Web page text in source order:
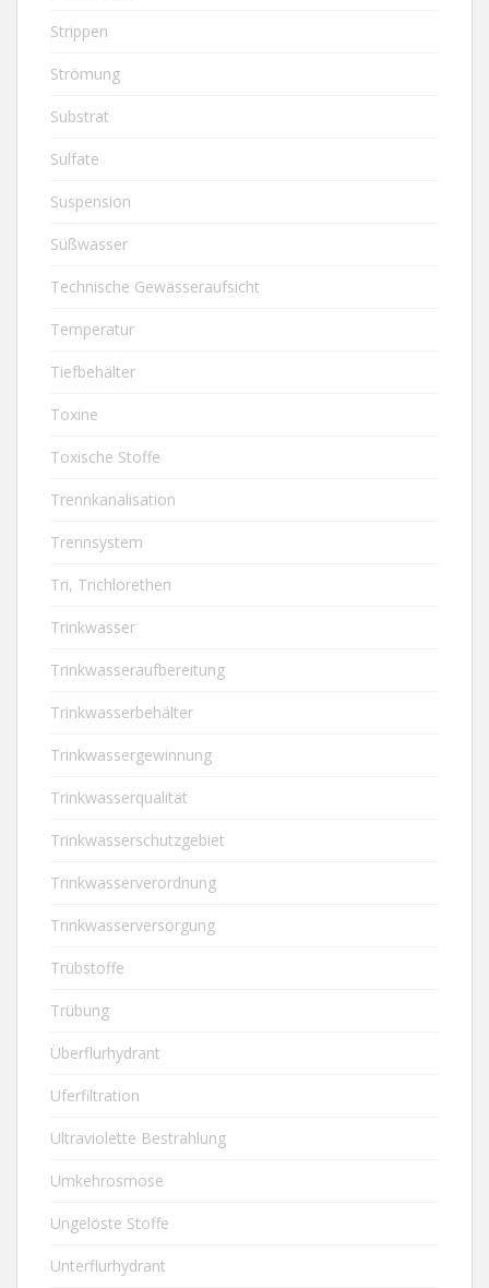
Strippen
Strömung
Substrat
Sulfate
Suspension
Süßwasser
Technische Gewässeraufsicht
Temperatur
Tiefbehälter
Toxine
Toxische Stoffe
Trennkanalisation
Trennsystem
Tri, Trichlorethen
Trinkwasser
Trinkwasseraufbereitung
Trinkwasserbehälter
Trinkwassergewinnung
Trinkwasserqualität
Trinkwasserschutzgebiet
Trinkwasserverordnung
Trinkwasserversorgung
Trübstoffe
Trübung
Überflurhydrant
Uferfiltration
Ultraviolette Bestrahlung
Umkehrosmose
Ungelöste Stoffe
Unterflurhydrant